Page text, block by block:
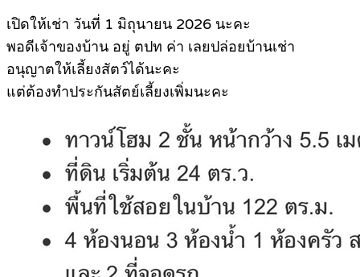
เปิดให้เช่า วันที่ 1 มิถุนายน 2026 นะคะ
พอดีเจ้าของบ้าน อยู่ ตปท ค่า เลยปล่อยบ้านเช่า
อนุญาตให้เลี้ยงสัตว์ได้นะคะ
แต่ต้องทำประกันสัตย์เลี้ยงเพิ่มนะคะ